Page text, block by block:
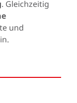
. Gleichzeitig
und